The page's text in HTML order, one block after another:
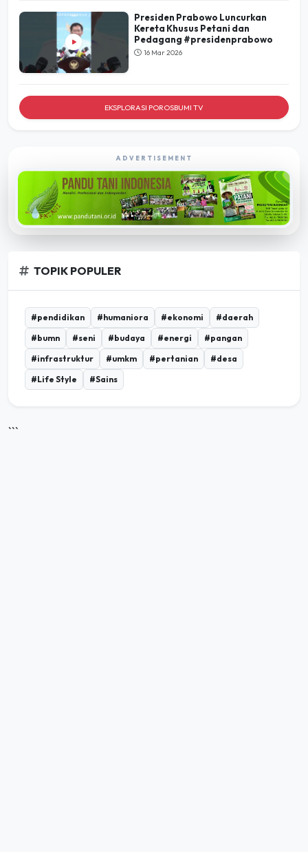
Presiden Prabowo Luncurkan
Kereta Khusus Petani dan
Pedagang #presidenprabowo
16 Mar 2026
EKSPLORASI POROSBUMI TV
ADVERTISEMENT
TOPIK POPULER
#pendidikan #humaniora #ekonomi
#daerah
#bumn
#seni #budaya #energi
#pangan
#infrastruktur
#umkm #pertanian
#desa
#Life Style
#Sains
```